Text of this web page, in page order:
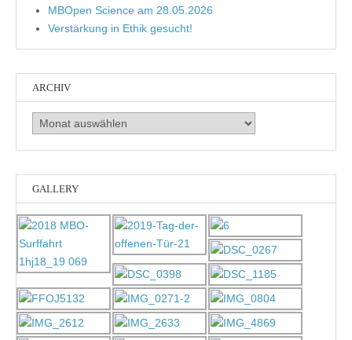
MBOpen Science am 28.05.2026
Verstärkung in Ethik gesucht!
ARCHIV
Archiv
GALLERY